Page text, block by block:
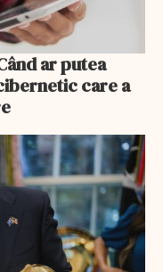
ar putea
care a